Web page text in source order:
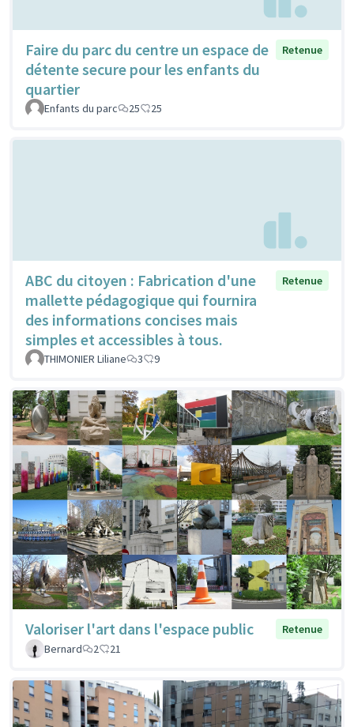
Faire du parc du centre un espace de
détente secure pour les enfants du
quartier
Retenue
Enfants du parc 25 25
ABC du citoyen : Fabrication d'une
mallette pédagogique qui fournira
des informations concises mais
simples et accessibles à tous.
Retenue
THIMONIER Liliane 3 9
Valoriser l'art dans l'espace public
Retenue
Bernard
2 21